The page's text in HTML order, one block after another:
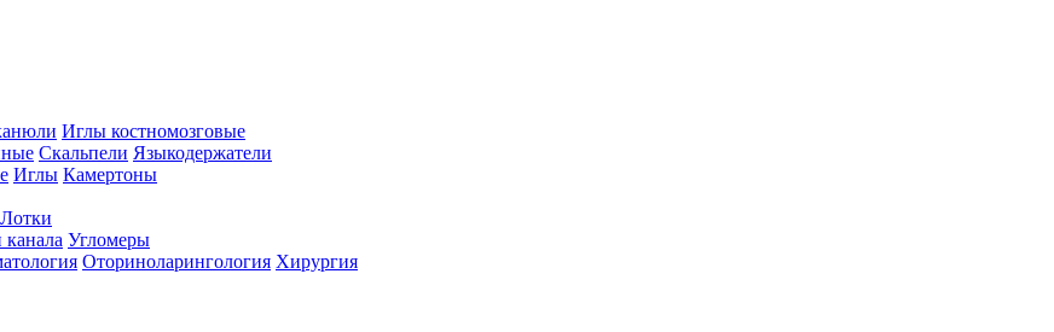
Иглы костномозговые
Скальпели Языкодержатели
Иглы Камертоны
Лотки
Угломеры
Оториноларингология Хирургия